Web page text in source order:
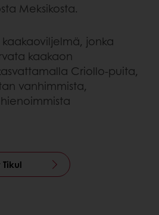
Meksikosta.
jonka
kaakaon
Criollo-puita,
vanhimmista,